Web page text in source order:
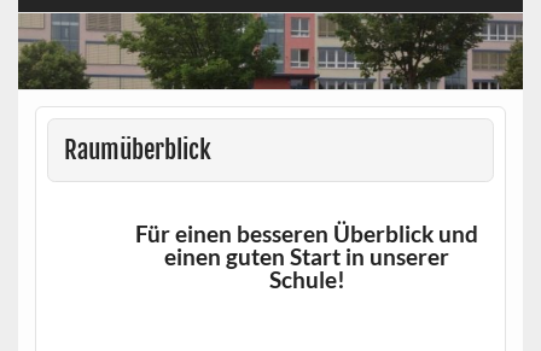
Raumüberblick
Für einen besseren Überblick und
einen guten Start in unserer
Schule!